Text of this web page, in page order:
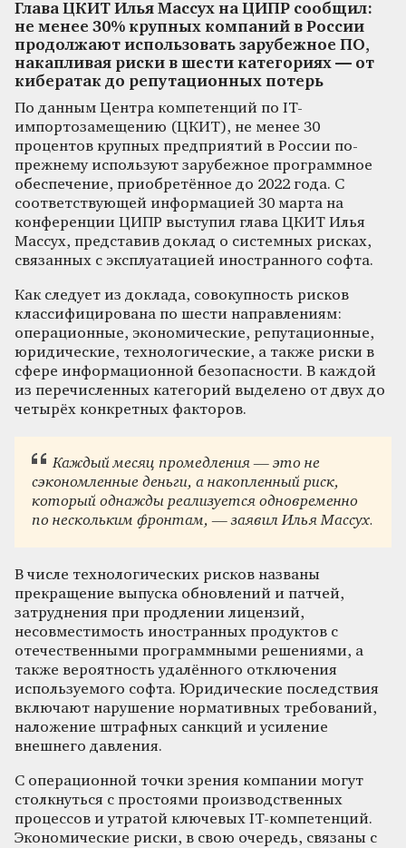
Глава ЦКИТ Илья Массух на ЦИПР сообщил:
не менее 30% крупных компаний в России
продолжают использовать зарубежное ПО,
накапливая риски в шести категориях — от
кибератак до репутационных потерь
По данным Центра компетенций по IT-
импортозамещению (ЦКИТ), не менее 30
процентов крупных предприятий в России по-
прежнему используют зарубежное программное
обеспечение, приобретённое до 2022 года. С
соответствующей информацией 30 марта на
конференции ЦИПР выступил глава ЦКИТ Илья
Массух, представив доклад о системных рисках,
связанных с эксплуатацией иностранного софта.
Как следует из доклада, совокупность рисков
классифицирована по шести направлениям:
операционные, экономические, репутационные,
юридические, технологические, а также риски в
сфере информационной безопасности. В каждой
из перечисленных категорий выделено от двух до
четырёх конкретных факторов.
Каждый месяц промедления — это не
сэкономленные деньги, а накопленный риск,
который однажды реализуется одновременно
по нескольким фронтам, — заявил Илья Массух.
В числе технологических рисков названы
прекращение выпуска обновлений и патчей,
затруднения при продлении лицензий,
несовместимость иностранных продуктов с
отечественными программными решениями, а
также вероятность удалённого отключения
используемого софта. Юридические последствия
включают нарушение нормативных требований,
наложение штрафных санкций и усиление
внешнего давления.
С операционной точки зрения компании могут
столкнуться с простоями производственных
процессов и утратой ключевых IT-компетенций.
Экономические риски, в свою очередь, связаны с